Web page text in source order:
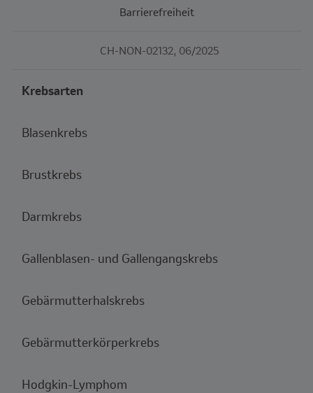
Barrierefreiheit
CH-NON-02132, 06/2025
Krebsarten
Blasenkrebs
Brustkrebs
Darmkrebs
Gallenblasen- und Gallengangskrebs
Gebärmutterhalskrebs
Gebärmutterkörperkrebs
Hodgkin-Lymphom